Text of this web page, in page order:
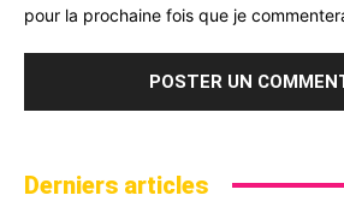
pour la prochaine fois que je
Derniers articles